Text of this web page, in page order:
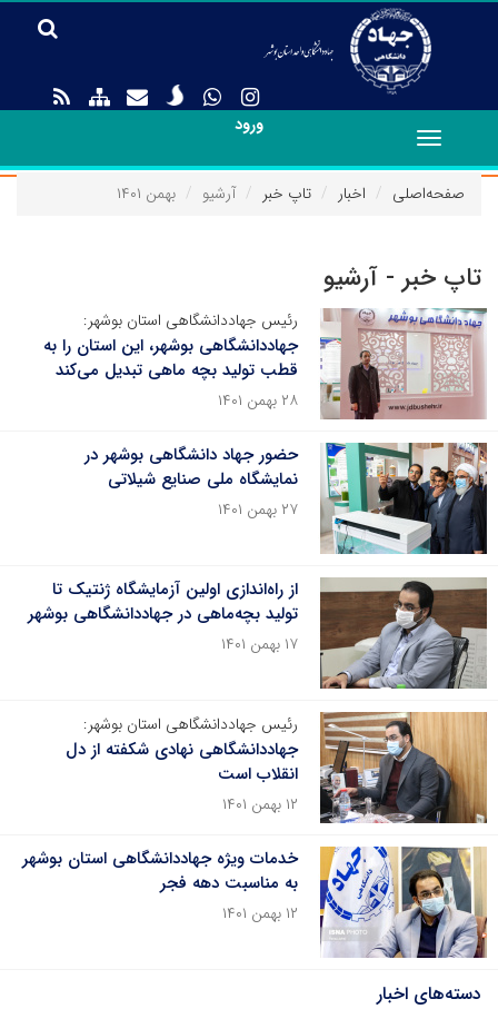
ورود
Toggle
navigation
صفحه‌اصلی
اخبار تاپ خبر آرشیو بهمن ۱۴۰۱
تاپ خبر - آرشیو
رئیس جهاددانشگاهی استان بوشهر:
جهاددانشگاهی بوشهر، این استان را به
قطب تولید بچه ماهی تبدیل می‌کند
۲۸ بهمن ۱۴۰۱
حضور جهاد دانشگاهی بوشهر در
نمایشگاه‌ ملی صنایع شیلاتی
۲۷ بهمن ۱۴۰۱
از راه‌اندازی اولین آزمایشگاه ژنتیک تا
تولید بچه‌ماهی در جهاددانشگاهی بوشهر
۱۷ بهمن ۱۴۰۱
رئیس جهاددانشگاهی استان بوشهر:
جهاددانشگاهی نهادی شکفته از دل
انقلاب است
۱۲ بهمن ۱۴۰۱
خدمات ویژه جهاددانشگاهی استان بوشهر
به مناسبت دهه فجر
۱۲ بهمن ۱۴۰۱
دسته‌های اخبار